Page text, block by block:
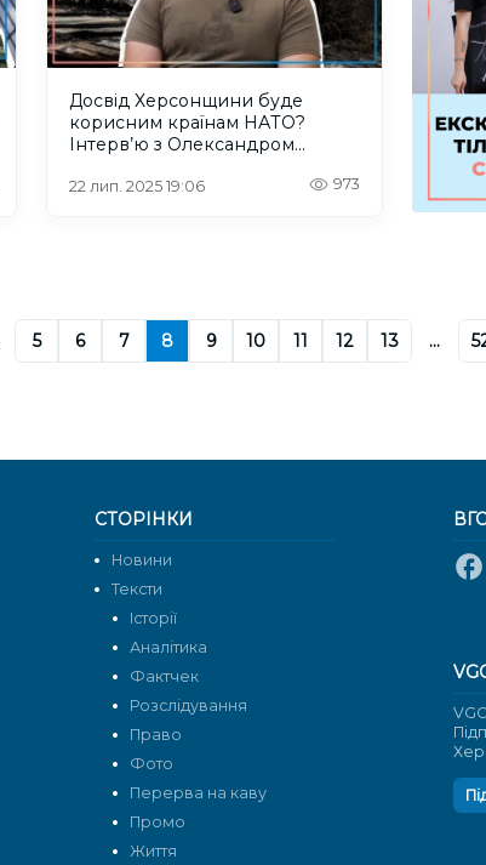
Досвід Херсонщини буде
корисним країнам НАТО?
Інтерв’ю з Олександром
22 лип. 2025 19:06 973
5 6 7 8 9 10 11 12 13 ...
СТОРІНКИ
Новини
Тексти
Історії
Аналітика
Фактчек
Розслідування
Право
Фото
Перерва на каву
Промо
Життя